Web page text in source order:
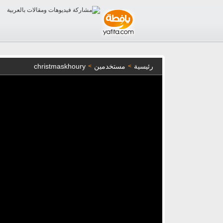
رئيسية > مستخدمين >
christmaskhoury